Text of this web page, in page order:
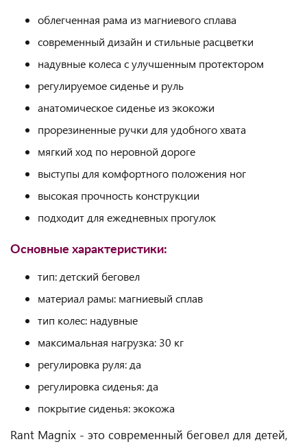
облегченная рама из магниевого сплава
современный дизайн и стильные расцветки
надувные колеса с улучшенным протектором
регулируемое сиденье и руль
анатомическое сиденье из экокожи
прорезиненные ручки для удобного хвата
мягкий ход по неровной дороге
выступы для комфортного положения ног
высокая прочность конструкции
подходит для ежедневных прогулок
Основные характеристики:
тип: детский беговел
материал рамы: магниевый сплав
тип колес: надувные
максимальная нагрузка: 30 кг
регулировка руля: да
регулировка сиденья: да
покрытие сиденья: экокожа
Rant Magnix - это современный беговел для детей,